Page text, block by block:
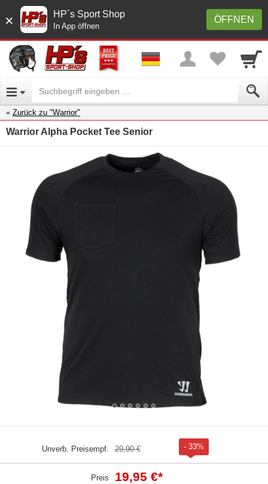
× ÖFFNEN
HP´s Sport Shop
In App öffnen
Zurück zu "Warrior"
Warrior Alpha Pocket Tee Senior
Unverb. Preisempf. 29,90 € - 33%
Preis 19,95 €*